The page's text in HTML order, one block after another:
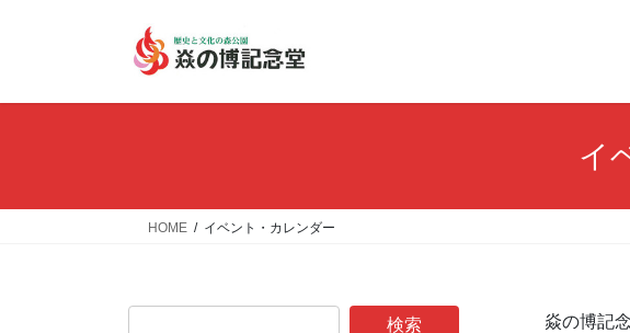
イ
HOME イベント・カレンダー
焱の博記